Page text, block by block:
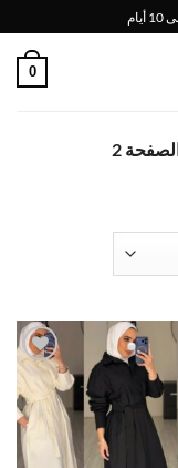
0
2
إضافة
قائمة
الرغبات